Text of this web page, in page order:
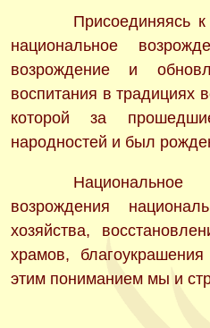
Присоединяясь
национальное
возрождение и
воспитания в традициях
которой за
народностей и был
возрождения
хозяйства,
храмов,
этим пониманием мы и